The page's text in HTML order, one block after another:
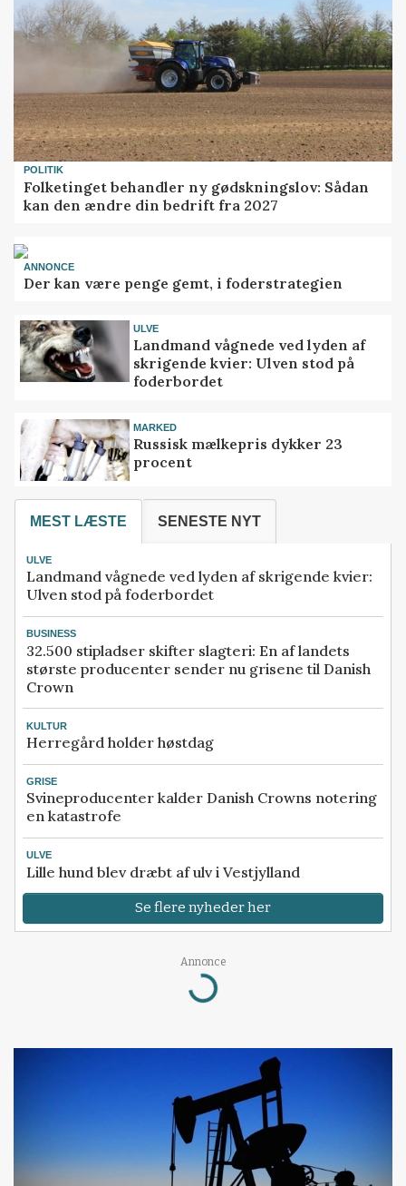
POLITIK
Folketinget behandler ny gødskningslov: Sådan
kan den ændre din bedrift fra 2027
ANNONCE
Der kan være penge gemt, i foderstrategien
ULVE
Landmand vågnede ved lyden af
skrigende kvier: Ulven stod på
foderbordet
MARKED
Russisk mælkepris dykker 23
procent
MEST LÆSTE SENESTE NYT
ULVE
Landmand vågnede ved lyden af skrigende kvier:
Ulven stod på foderbordet
BUSINESS
32.500 stipladser skifter slagteri: En af landets
største producenter sender nu grisene til Danish
Crown
KULTUR
Herregård holder høstdag
GRISE
Svineproducenter kalder Danish Crowns notering
en katastrofe
ULVE
Lille hund blev dræbt af ulv i Vestjylland
Se flere nyheder her
Annonce
Loading...